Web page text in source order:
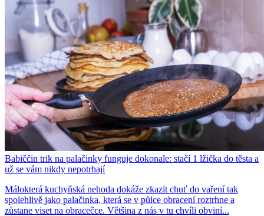
Babiččin trik na palačinky funguje dokonale: stačí 1 lžička do těsta a
už se vám nikdy nepotrhají
Málokterá kuchyňská nehoda dokáže zkazit chuť do vaření tak
spolehlivě jako palačinka, která se v půlce obracení roztrhne a
zůstane viset na obracečce. Většina z nás v tu chvíli obviní...